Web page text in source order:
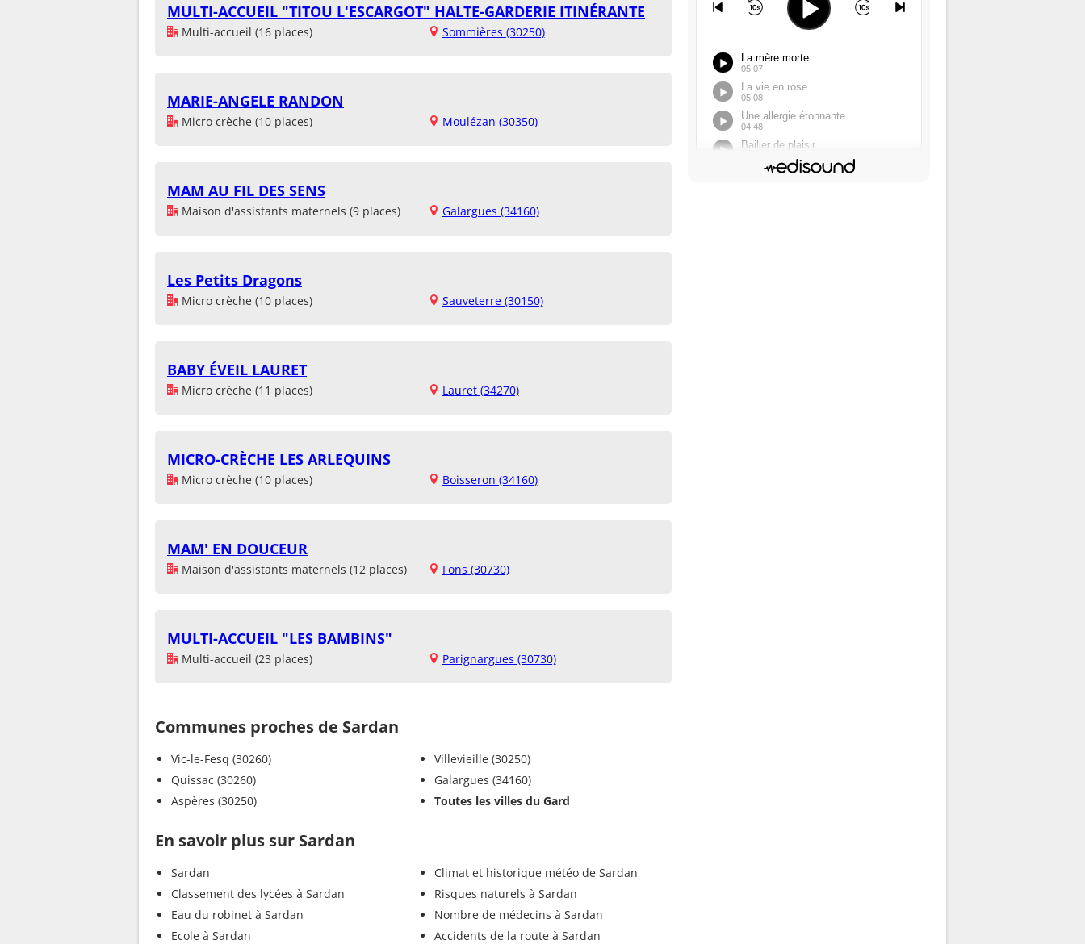
MULTI-ACCUEIL "TITOU L'ESCARGOT" HALTE-GARDERIE ITINÉRANTE
Multi-accueil (16 places) Sommières (30250)
MARIE-ANGELE RANDON
Micro crèche (10 places) Moulézan (30350)
MAM AU FIL DES SENS
Maison d'assistants maternels (9 places) Galargues (34160)
Les Petits Dragons
Micro crèche (10 places) Sauveterre (30150)
BABY ÉVEIL LAURET
Micro crèche (11 places) Lauret (34270)
MICRO-CRÈCHE LES ARLEQUINS
Micro crèche (10 places) Boisseron (34160)
MAM' EN DOUCEUR
Maison d'assistants maternels (12 places) Fons (30730)
MULTI-ACCUEIL "LES BAMBINS"
Multi-accueil (23 places) Parignargues (30730)
Communes proches de Sardan
Vic-le-Fesq (30260)
Quissac (30260)
Aspères (30250)
Villevieille (30250)
Galargues (34160)
Toutes les villes du Gard
En savoir plus sur Sardan
Sardan
Classement des lycées à Sardan
Eau du robinet à Sardan
Ecole à Sardan
Climat et historique météo de Sardan
Risques naturels à Sardan
Nombre de médecins à Sardan
Accidents de la route à Sardan